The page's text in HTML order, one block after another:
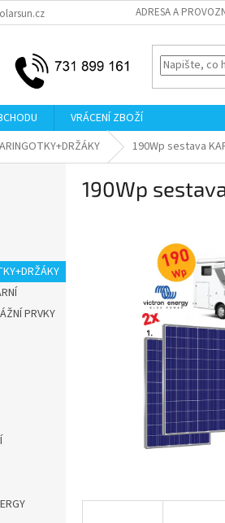
ADRESA A
VRÁCENÍ ZBOŽÍ
190Wp sestava
PRVKY
190Wp